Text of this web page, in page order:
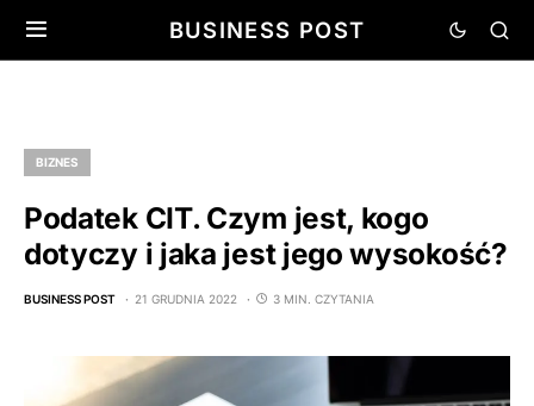
BUSINESS POST
BIZNES
Podatek CIT. Czym jest, kogo
dotyczy i jaka jest jego wysokość?
BUSINESS POST 21 GRUDNIA 2022 3 MIN. CZYTANIA